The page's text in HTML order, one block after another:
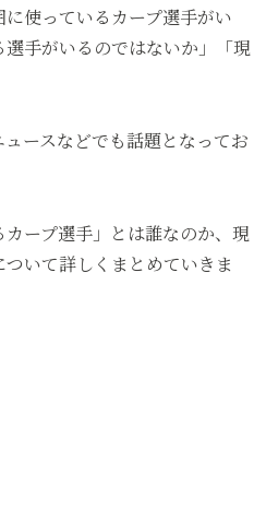
使っているカープ選手がい
手がいるのではないか」「現
ースなどでも話題となってお
ープ選手」とは誰なのか、現
いて詳しくまとめていきま